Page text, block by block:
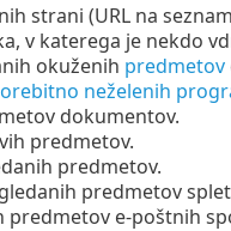
strani (URL na
v katerega je nekdo
okuženih predmetov
neželenih
dokumentov.
predmetov.
predmetov.
predmetov
e-poštnih